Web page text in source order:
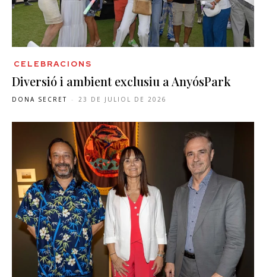
CELEBRACIONS
Diversió i ambient exclusiu a AnyósPark
DONA SECRET - 23 DE JULIOL DE 2026